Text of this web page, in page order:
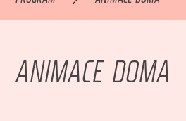
ANIMACE DOMA